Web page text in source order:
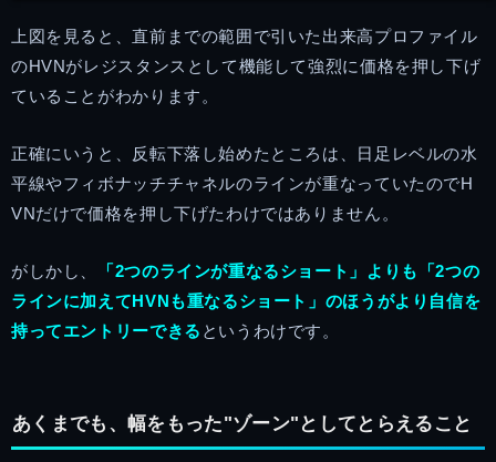
上図を見ると、直前までの範囲で引いた出来高プロファイル
のHVNがレジスタンスとして機能して強烈に価格を押し下げ
ていることがわかります。
正確にいうと、反転下落し始めたところは、日足レベルの水
平線やフィボナッチチャネルのラインが重なっていたのでH
VNだけで価格を押し下げたわけではありません。
がしかし、
「2つのラインが重なるショート」よりも「2つの
ラインに加えてHVNも重なるショート」のほうがより自信を
持ってエントリーできる というわけです。
あくまでも、幅をもった"ゾーン"としてとらえること